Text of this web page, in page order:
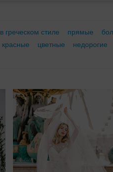
в греческом стиле прямые
красные цветные недорогие